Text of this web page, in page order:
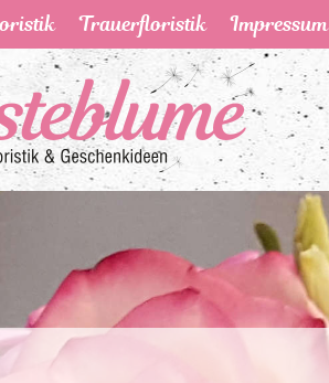
Trauerfloristik Impressum